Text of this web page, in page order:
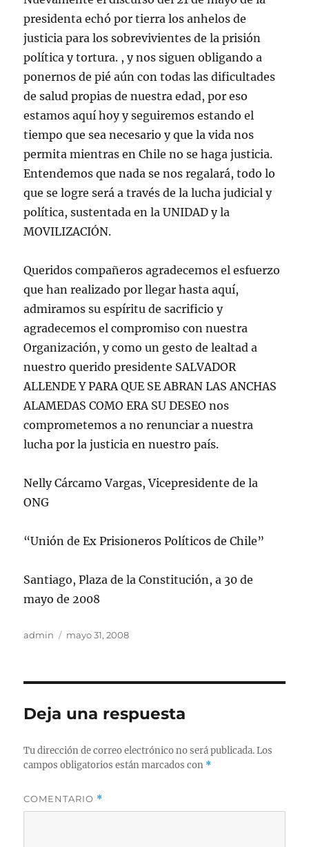
presidenta echó por tierra los anhelos de
justicia para los sobrevivientes de la prisión
política y tortura. , y nos siguen obligando a
ponernos de pié aún con todas las dificultades
de salud propias de nuestra edad, por eso
estamos aquí hoy y seguiremos estando el
tiempo que sea necesario y que la vida nos
permita mientras en Chile no se haga justicia.
Entendemos que nada se nos regalará, todo lo
que se logre será a través de la lucha judicial y
política, sustentada en la UNIDAD y la
MOVILIZACIÓN.
Queridos compañeros agradecemos el esfuerzo
que han realizado por llegar hasta aquí,
admiramos su espíritu de sacrificio y
agradecemos el compromiso con nuestra
Organización, y como un gesto de lealtad a
nuestro querido presidente SALVADOR
ALLENDE Y PARA QUE SE ABRAN LAS ANCHAS
ALAMEDAS COMO ERA SU DESEO nos
comprometemos a no renunciar a nuestra
lucha por la justicia en nuestro país.
Nelly Cárcamo Vargas, Vicepresidente de la
ONG
“Unión de Ex Prisioneros Políticos de Chile”
Santiago, Plaza de la Constitución, a 30 de
mayo de 2008
Autor
admin
Publicado
mayo 31, 2008
Deja una respuesta
Tu dirección de correo electrónico no será publicada. Los
campos obligatorios están marcados con *
COMENTARIO *